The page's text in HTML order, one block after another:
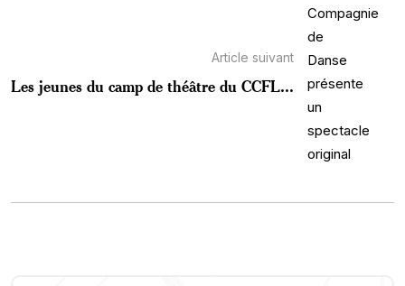
Article suivant
Les jeunes du camp de théâtre du CCFL...